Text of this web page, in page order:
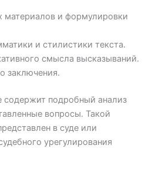
материалов и формулировки
и стилистики текста.
смысла высказываний.
заключения.
содержит подробный анализ
вопросы. Такой
в суде или
урегулирования